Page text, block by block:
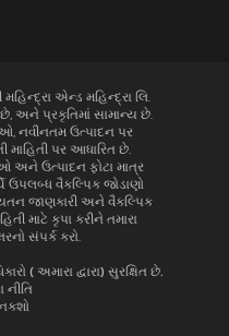
એન્ડ મહિન્દ્રા લિ.
છે, અને પ્રકૃતિમાં સામાન્ય છે.
નવીનતમ ઉત્પાદન પર
પર આધારિત છે.
અને ઉત્પાદન ફોટા માત્ર
ઉપલબ્ધ વૈકલ્પિક જોડાણો
જાણકારી અને વૈકલ્પિક
માટે કૃપા કરીને તમારા
સંપર્ક કરો.
( અમારા દ્વારા) સુરક્ષિત છે.
નીતિ